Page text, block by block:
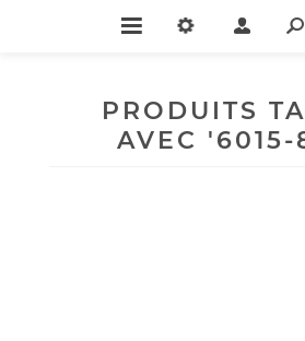
PRODUITS
AVEC '6015-